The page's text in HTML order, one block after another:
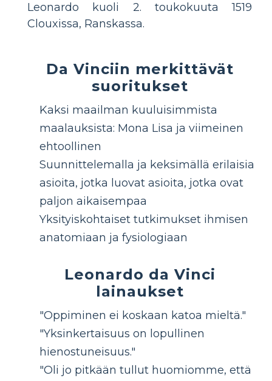
Leonardo kuoli 2. toukokuuta 1519
Clouxissa, Ranskassa.
Da Vinciin merkittävät
suoritukset
Kaksi maailman kuuluisimmista
maalauksista: Mona Lisa ja viimeinen
ehtoollinen
Suunnittelemalla ja keksimällä erilaisia ​​
asioita, jotka luovat asioita, jotka ovat
paljon aikaisempaa
Yksityiskohtaiset tutkimukset ihmisen
anatomiaan ja fysiologiaan
Leonardo da Vinci
lainaukset
"Oppiminen ei koskaan katoa mieltä."
"Yksinkertaisuus on lopullinen
hienostuneisuus."
"Oli jo pitkään tullut huomiomme, että